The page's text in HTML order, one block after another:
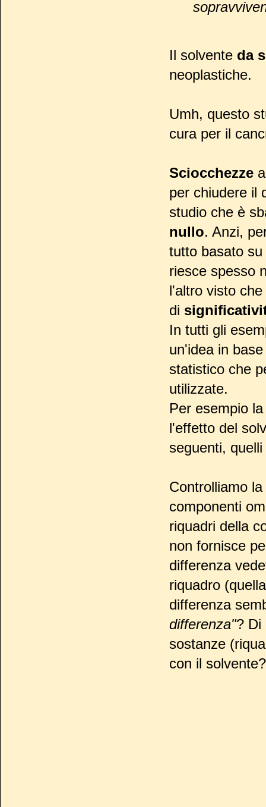
Il solvente da
neoplastiche.
Umh, questo
cura per il
Sciocchezze
per chiudere il
studio che è
nullo. Anzi,
tutto basato
riesce spesso
l'altro visto
di
In tutti gli
un'idea in
statistico che
utilizzate.
Per esempio
l'effetto del
seguenti,
Controlliamo la
componenti
riquadri della
non fornisce
differenza
riquadro
differenza
differenza"? Di
sostanze
con il solvente?